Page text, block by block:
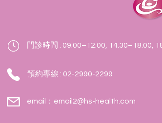
門診時間 : 09:00–12:00, 14:30–18:00,
預約專線 : 02-2990-2299
email：email2@hs-health.com